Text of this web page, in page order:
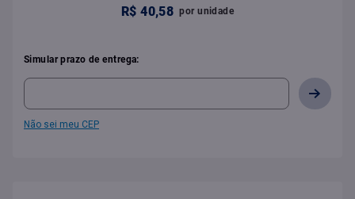
R$ 40,58 porunidade
Simular prazo de entrega:
Não sei meu CEP